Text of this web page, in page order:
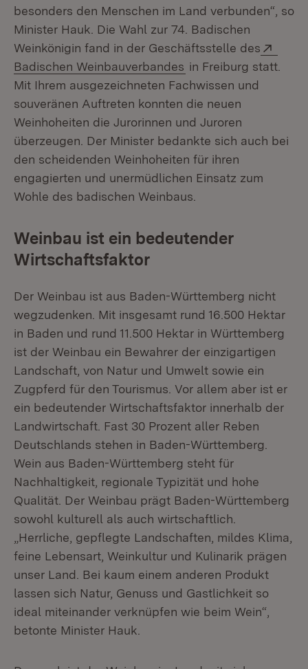
besonders den Menschen im Land verbunden“, so
Minister Hauk. Die Wahl zur 74. Badischen
Weinkönigin fand in der Geschäftsstelle des
Badischen Weinbauverbandes (Öffnet in neuem
in Freiburg statt.
Mit Ihrem ausgezeichneten Fachwissen und
souveränen Auftreten konnten die neuen
Weinhoheiten die Jurorinnen und Juroren
überzeugen. Der Minister bedankte sich auch bei
den scheidenden Weinhoheiten für ihren
engagierten und unermüdlichen Einsatz zum
Wohle des badischen Weinbaus.
Weinbau ist ein bedeutender
Wirtschaftsfaktor
Der Weinbau ist aus Baden-Württemberg nicht
wegzudenken. Mit insgesamt rund 16.500 Hektar
in Baden und rund 11.500 Hektar in Württemberg
ist der Weinbau ein Bewahrer der einzigartigen
Landschaft, von Natur und Umwelt sowie ein
Zugpferd für den Tourismus. Vor allem aber ist er
ein bedeutender Wirtschaftsfaktor innerhalb der
Landwirtschaft. Fast 30 Prozent aller Reben
Deutschlands stehen in Baden-Württemberg.
Wein aus Baden-Württemberg steht für
Nachhaltigkeit, regionale Typizität und hohe
Qualität. Der Weinbau prägt Baden-Württemberg
sowohl kulturell als auch wirtschaftlich.
„Herrliche, gepflegte Landschaften, mildes Klima,
feine Lebensart, Weinkultur und Kulinarik prägen
unser Land. Bei kaum einem anderen Produkt
lassen sich Natur, Genuss und Gastlichkeit so
ideal miteinander verknüpfen wie beim Wein“,
betonte Minister Hauk.